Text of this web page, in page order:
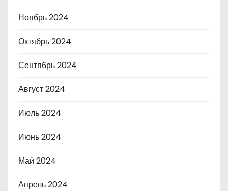
Ноябрь 2024
Октябрь 2024
Сентябрь 2024
Август 2024
Июль 2024
Июнь 2024
Май 2024
Апрель 2024